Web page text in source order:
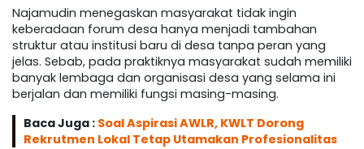
Najamudin menegaskan masyarakat tidak ingin
keberadaan forum desa hanya menjadi tambahan
struktur atau institusi baru di desa tanpa peran yang
jelas. Sebab, pada praktiknya masyarakat sudah memiliki
banyak lembaga dan organisasi desa yang selama ini
berjalan dan memiliki fungsi masing-masing.
Baca Juga : Soal Aspirasi AWLR, KWLT Dorong
Rekrutmen Lokal Tetap Utamakan Profesionalitas